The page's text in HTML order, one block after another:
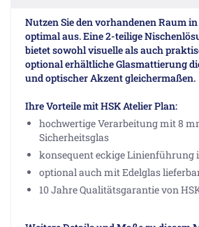
Nutzen Sie den vorhandenen Raum
optimal aus. Eine 2-teilige
bietet sowohl visuelle als auch
optional erhältliche Glasmattierung
und optischer Akzent gleichermaßen.
Ihre Vorteile mit HSK Atelier Plan:
hochwertige Verarbeitung mit 8
Sicherheitsglas
konsequent eckige Linienführung
optional auch mit Edelglas
10 Jahre Qualitätsgarantie von